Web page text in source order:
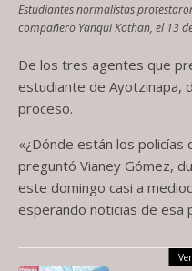
Estudiantes normalistas
compañero Yanqui Kothan, el 13
De los tres agentes que
estudiante de Ayotzinapa,
proceso.
«¿Dónde están los policías
preguntó Vianey Gómez,
este domingo casi a
esperando noticias de esa